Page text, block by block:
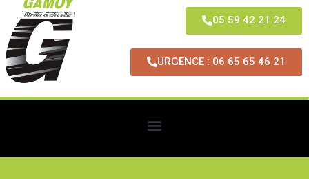
05 59 42 21 24
URGENCE : 06 65 65 46 21